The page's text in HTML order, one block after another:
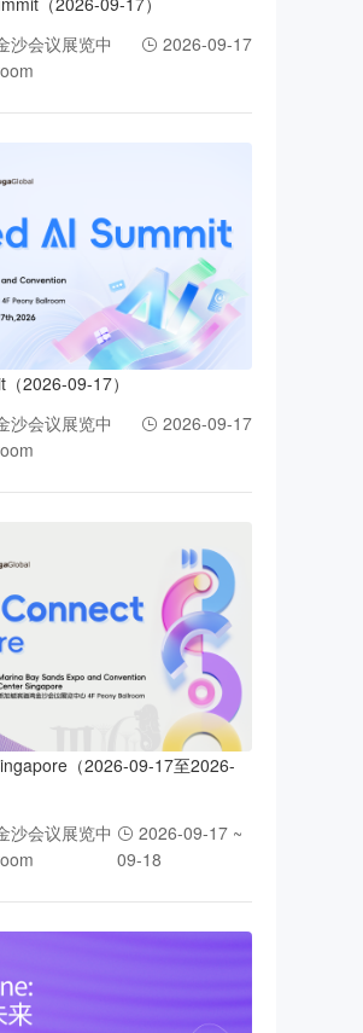
沙会议展览中
2026-09-17
2026-09-17）
沙会议展览中
2026-09-17
（2026-09-17至2026-
沙会议展览中
2026-09-17 ~
09-18